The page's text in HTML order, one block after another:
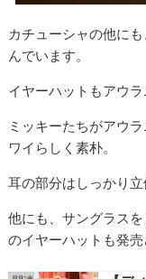
カチューシャの他に
んでいます。
イヤーハットもアウラ
ミッキーたちがアウ
ワイらしく素朴。
耳の部分はしっかり立
他にも、サングラス
のイヤーハットも発売